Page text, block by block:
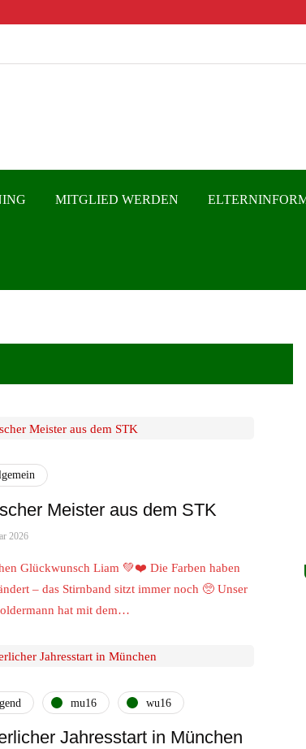
MITGLIED WERDEN
Meister aus dem STK
2026
Glückwunsch Liam 💚❤️ Die Farben haben
– das Stirnband sitzt immer noch 🥺 Unser
hat mit dem…
mu16 wu16
Jahresstart in München